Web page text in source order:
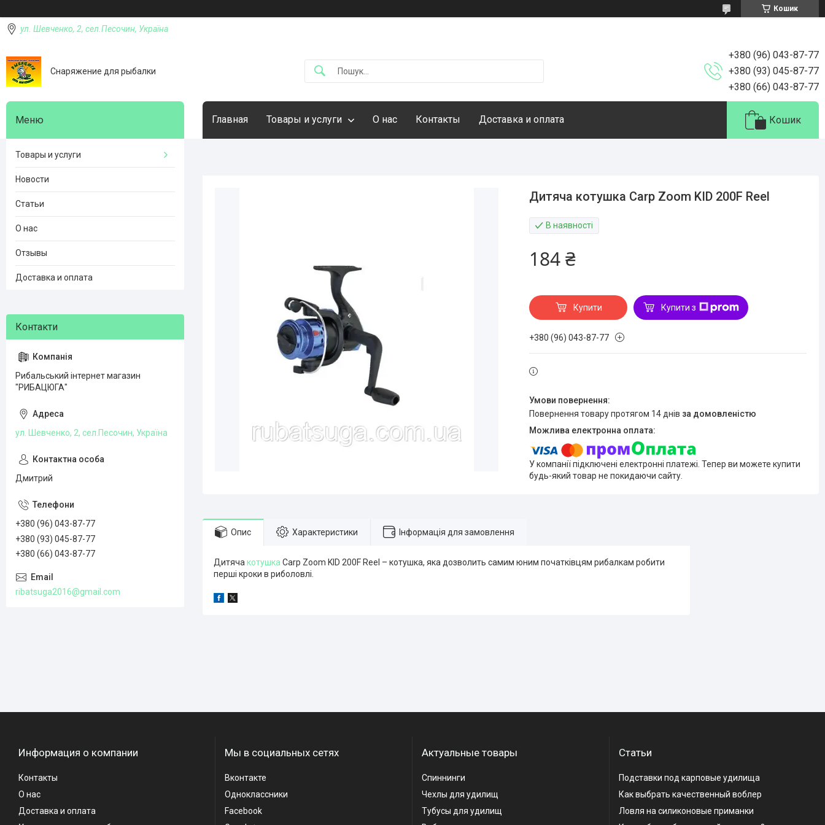
Кошик
ул. Шевченко, 2, сел.Песочин, Україна
Снаряжение для рыбалки
+380 (96) 043-87-77
+380 (93) 045-87-77
+380 (66) 043-87-77
Главная Товары и услуги О нас Контакты Доставка и оплата Кошик
Дитяча котушка Carp Zoom KID 200F Reel
В наявності
184 ₴
Купити Купити з
+380 (96) 043-87-77
повернення товару протягом 14 днів за домовленістю
У компанії підключені електронні платежі. Тепер ви можете купити
будь-який товар не покидаючи сайту.
Опис Характеристики Інформація для замовлення
Дитячакотушка Carp Zoom KID 200F Reel – котушка, яка дозволить самим юним початківцям рибалкам робити
перші кроки в риболовлі.
Товары и услуги
Новости
Статьи
О нас
Отзывы
Доставка и оплата
Рибальський інтернет магазин
"РИБАЦЮГА"
ул. Шевченко, 2, сел.Песочин, Україна
Дмитрий
+380 (96) 043-87-77
+380 (93) 045-87-77
+380 (66) 043-87-77
ribatsuga2016@gmail.com
Информация о компании
Контакты
О нас
Доставка и оплата
Мы в социальных сетях
Вконтакте
Одноклассники
Facebook
Актуальные товары
Спиннинги
Чехлы для удилищ
Тубусы для удилищ
Статьи
Подставки под карповые удилища
Как выбрать качественный воблер
Ловля на силиконовые приманки